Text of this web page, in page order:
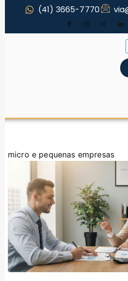
(41) 3665-7770
micro e pequenas empresas